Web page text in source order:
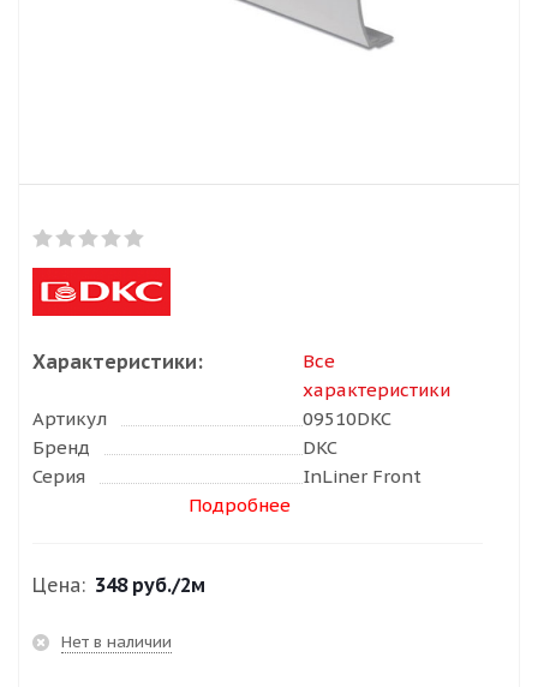
Характеристики:
Все
характеристики
Артикул
09510DKC
Бренд
DKC
Серия
InLiner Front
Подробнее
Цена: 348 руб./2м
Нет в наличии